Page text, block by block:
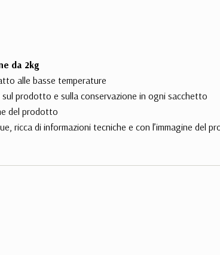
da 2kg
alle basse temperature
prodotto e sulla conservazione in ogni sacchetto
del prodotto
ricca di informazioni tecniche e con l’immagine del